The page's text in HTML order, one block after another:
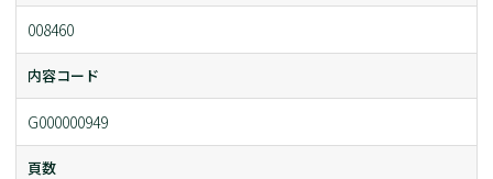
008460
内容コード
G000000949
頁数